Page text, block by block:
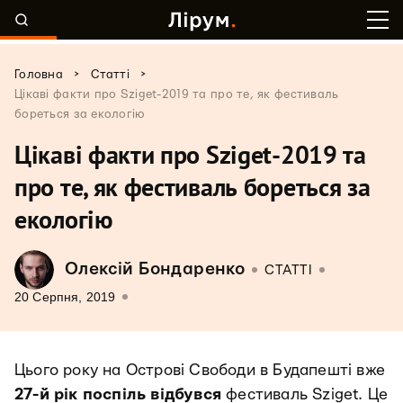
Головна > Статті
>
Цікаві факти про Sziget-2019 та про те, як фестиваль
бореться за екологію
Цікаві факти про Sziget-2019 та
про те, як фестиваль бореться за
екологію
Олексій Бондаренко СТАТТІ
20 Серпня, 2019
Цього року на Острові Свободи в Будапешті вже
27-й рік поспіль відбувся фестиваль Sziget. Це